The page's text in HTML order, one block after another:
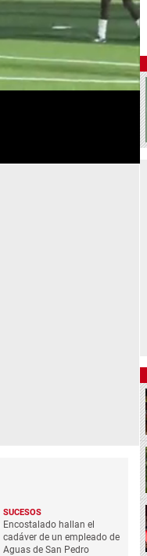
SUCESOS
Encostalado hallan el
cadáver de un empleado de
Aguas de San Pedro